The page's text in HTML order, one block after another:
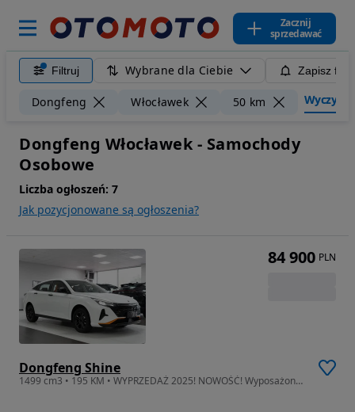
Zacznij
sprzedawać
Filtruj Wybrane dla Ciebie Zapisz
Dongfeng Włocławek 50 km Wyczyść
Dongfeng Włocławek - Samochody
Osobowe
Liczba ogłoszeń: 7
Jak pozycjonowane są ogłoszenia?
Dongfeng Shine
1499 cm3 • 195 KM • WYPRZEDAŻ 2025! NOWOŚĆ! Wyposażony sedan! Benzyna 117KM Automat!
84 900 PLN